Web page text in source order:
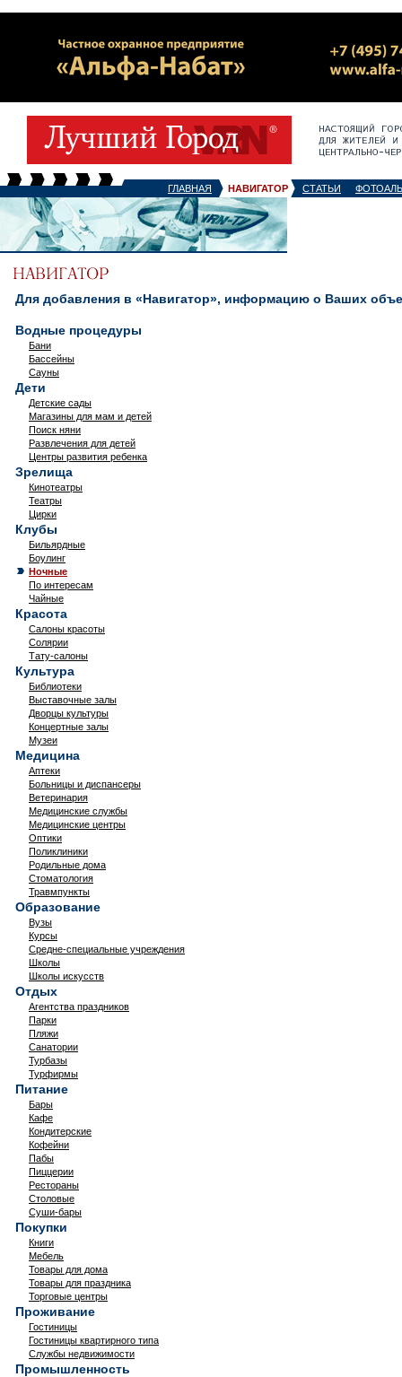
ГЛАВНАЯ НАВИГАТОР СТАТЬИ
Для добавления в «Навигатор», информацию о Ваших
Водные процедуры
Бани
Бассейны
Сауны
Дети
Детские сады
Магазины для мам и детей
Поиск няни
Развлечения для детей
Центры развития ребенка
Зрелища
Кинотеатры
Театры
Цирки
Клубы
Бильярдные
Боулинг
Ночные
По интересам
Чайные
Красота
Салоны красоты
Солярии
Тату-салоны
Культура
Библиотеки
Выставочные залы
Дворцы культуры
Концертные залы
Музеи
Медицина
Аптеки
Больницы и диспансеры
Ветеринария
Медицинские службы
Медицинские центры
Оптики
Поликлиники
Родильные дома
Стоматология
Травмпункты
Образование
Вузы
Курсы
Средне-специальные учреждения
Школы
Школы искусств
Отдых
Агентства праздников
Парки
Пляжи
Санатории
Турбазы
Турфирмы
Питание
Бары
Кафе
Кондитерские
Кофейни
Пабы
Пиццерии
Рестораны
Столовые
Суши-бары
Покупки
Книги
Мебель
Товары для дома
Товары для праздника
Торговые центры
Проживание
Гостиницы
Гостиницы квартирного типа
Службы недвижимости
Промышленность